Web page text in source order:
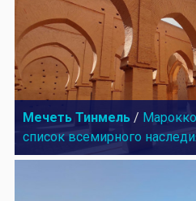
Мечеть Тинмель / Марокко
список всемирного